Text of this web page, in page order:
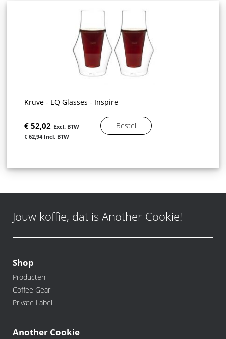
Kruve - EQ Glasses - Inspire
€ 52,02
€ 62,94
Bestel
Jouw koffie, dat is Another Cookie!
Shop
Producten
Coffee Gear
Private Label
Another Cookie